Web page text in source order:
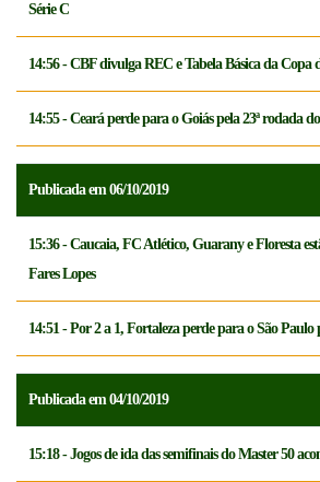
Série C
14:56 - CBF divulga REC e Tabela Básica da Copa
14:55 - Ceará perde para o Goiás pela 23ª rodada
Publicada em 06/10/2019
15:36 - Caucaia, FC Atlético, Guarany e Floresta
Fares Lopes
14:51 - Por 2 a 1, Fortaleza perde para o São Paulo
Publicada em 04/10/2019
15:18 - Jogos de ida das semifinais do Master 50